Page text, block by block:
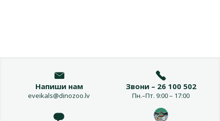
Напиши нам
eveikals@dinozoo.lv
Звони – 26 100 502
Пн.–Пт. 9:00 – 17:00